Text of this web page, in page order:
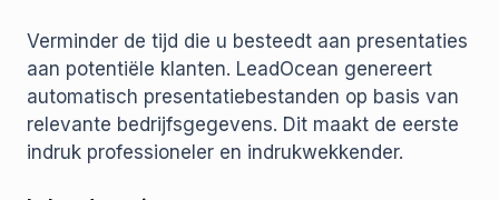
Verminder de tijd die u besteedt aan presentaties
aan potentiële klanten. LeadOcean genereert
automatisch presentatiebestanden op basis van
relevante bedrijfsgegevens. Dit maakt de eerste
indruk professioneler en indrukwekkender.